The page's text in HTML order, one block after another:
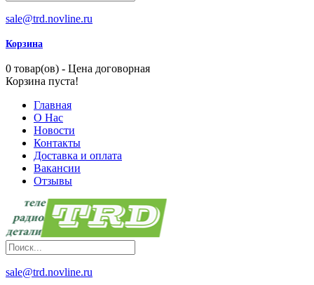
sale@trd.novline.ru
Корзина
0 товар(ов) - Цена договорная
Корзина пуста!
Главная
О Нас
Новости
Контакты
Доставка и оплата
Вакансии
Отзывы
sale@trd.novline.ru